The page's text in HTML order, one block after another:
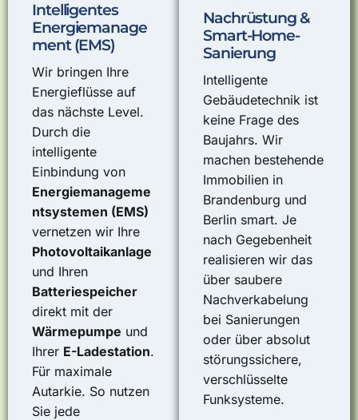
Intelligentes
Energiemanage
ment (EMS)
Wir bringen Ihre
Energieflüsse auf
das nächste Level.
Durch die
intelligente
Einbindung von
Energiemanageme
ntsystemen (EMS)
vernetzen wir Ihre
Photovoltaikanlage
und Ihren
Batteriespeicher
direkt mit der
Wärmepumpe und
Ihrer E-Ladestation.
Für maximale
Autarkie. So nutzen
Sie jede
Nachrüstung &
Smart-Home-
Sanierung
Intelligente
Gebäudetechnik ist
keine Frage des
Baujahrs. Wir
machen bestehende
Immobilien in
Brandenburg und
Berlin smart. Je
nach Gegebenheit
realisieren wir das
über saubere
Nachverkabelung
bei Sanierungen
oder über absolut
störungssichere,
verschlüsselte
Funksysteme.